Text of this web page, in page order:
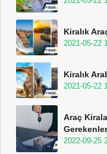
Kiralık
2021-05-22
Kiralık
2021-05-22
Araç
Gerekenler
2022-09-25